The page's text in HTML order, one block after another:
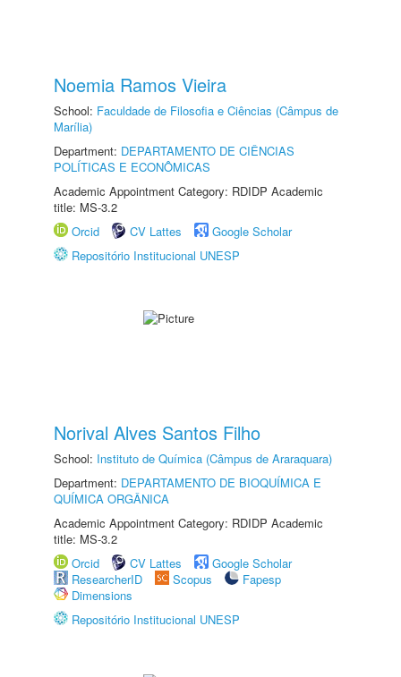
Noemia Ramos Vieira
School: Faculdade de Filosofia e Ciências (Câmpus de
Marília)
Department: DEPARTAMENTO DE CIÊNCIAS
POLÍTICAS E ECONÔMICAS
Academic Appointment Category: RDIDP Academic
title: MS-3.2
Orcid
CV Lattes
Google Scholar
Repositório Institucional UNESP
Norival Alves Santos Filho
School: Instituto de Química (Câmpus de Araraquara)
Department: DEPARTAMENTO DE BIOQUÍMICA E
QUÍMICA ORGÂNICA
Academic Appointment Category: RDIDP Academic
title: MS-3.2
Orcid
CV Lattes
Google Scholar
ResearcherID
Scopus
Fapesp
Dimensions
Repositório Institucional UNESP